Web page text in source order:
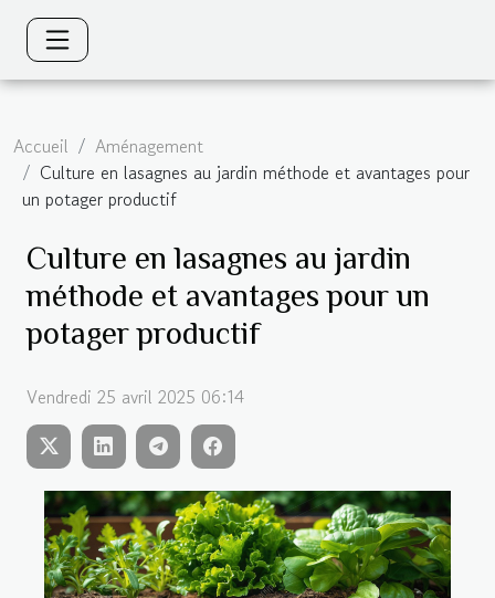
Accueil
Aménagement
Culture en lasagnes au jardin méthode et avantages pour
un potager productif
Culture en lasagnes au jardin
méthode et avantages pour un
potager productif
Vendredi 25 avril 2025 06:14